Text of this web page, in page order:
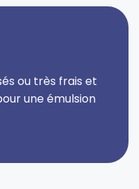
ou très frais et
une émulsion